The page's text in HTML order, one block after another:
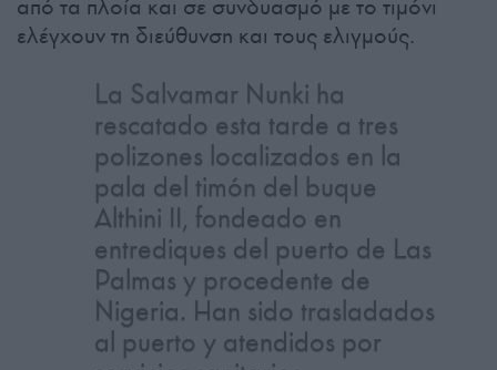
από τα πλοία και σε συνδυασμό με το τιμόνι
ελέγχουν τη διεύθυνση και τους ελιγμούς.
La Salvamar Nunki ha
rescatado esta tarde a tres
polizones localizados en la
pala del timón del buque
Althini II, fondeado en
entrediques del puerto de Las
Palmas y procedente de
Nigeria. Han sido trasladados
al puerto y atendidos por